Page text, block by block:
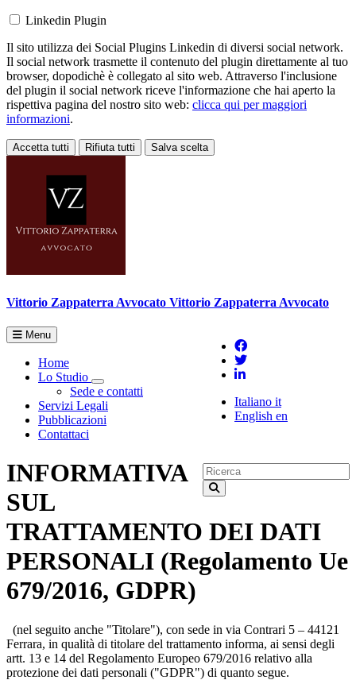
Linkedin Plugin
Il sito utilizza dei Social Plugins Linkedin di diversi social network.
Il social network trasmette il contenuto del plugin direttamente al tuo
browser, dopodichè è collegato al sito web. Attraverso l'inclusione
del plugin il social network riceve l'informazione che hai aperto la
rispettiva pagina del nostro sito web: clicca qui per maggiori
informazioni.
Accetta tutti Rifiuta tutti Salva scelta
Vittorio Zappaterra Avvocato Vittorio Zappaterra Avvocato
Italiano it
English en
Menu
Home
Lo Studio
Toggle Dropdown
Sede e contatti
Servizi Legali
Pubblicazioni
Contattaci
INFORMATIVA
SUL
TRATTAMENTO DEI DATI
PERSONALI (Regolamento Ue
679/2016, GDPR)
(nel seguito anche "Titolare"), con sede in via Contrari 5 – 44121
Ferrara, in qualità di titolare del trattamento informa, ai sensi degli
artt. 13 e 14 del Regolamento Europeo 679/2016 relativo alla
protezione dei dati personali ("GDPR") di quanto segue.